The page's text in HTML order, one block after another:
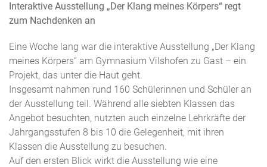
Interaktive Ausstellung „Der Klang meines Körpers“ regt
zum Nachdenken an
Eine Woche lang war die interaktive Ausstellung „Der Klang
meines Körpers“ am Gymnasium Vilshofen zu Gast – ein
Projekt, das unter die Haut geht.
Insgesamt nahmen rund 160 Schülerinnen und Schüler an
der Ausstellung teil. Während alle siebten Klassen das
Angebot besuchten, nutzten auch einzelne Lehrkräfte der
Jahrgangsstufen 8 bis 10 die Gelegenheit, mit ihren
Klassen die Ausstellung zu besuchen.
Auf den ersten Blick wirkt die Ausstellung wie eine